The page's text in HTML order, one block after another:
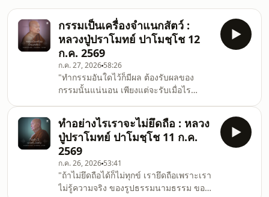
กรรมเป็นเครื่องจำแนกสัตว์ :
หลวงปู่ปราโมทย์ ปาโมชฺโช 12
ก.ค. 2569
ก.ค. 27, 2026 58:26
"ทำกรรมอันใดไว้ก็มีผล ต้องรับผลของ
กรรมนั้นแน่นอน เพียงแต่จะรับเมื่อไร
แบบ กรรมบางอย่างที่รุนแรง เป็นอนันตริ
ยกรรม เป็นครุกรรมทั้งฝ่ายดีฝ่ายชั่ว จะให้
ผลทันทีให้ผลรวดเร็ว อีกอันหนึ่งก็กรรมที่ให้
ผลในลำดับต่อไปในชาติต่อๆ ไป บางกรรม
ก็ให้ผลหลังจาก 3 ชาติ 7 ชาติไปแล้วอะไร
อย่างนี้ บางกรรมอีกนานกว่าจะให้ผล กรรม
บางอย่างยุติไปไม่ให้ผลเรียกอโหสิกรรม
ทำอย่างไรเราจะไม่ยึดถือ : หลวง
ปู่ปราโมทย์ ปาโมชฺโช 11 ก.ค.
2569
ก.ค. 26, 2026 53:41
"ถ้าไม่ยึดถือได้ก็ไม่ทุกข์ เรายึดถือเพราะเรา
ไม่รู้ความจริง ของรูปธรรมนามธรรม ของ